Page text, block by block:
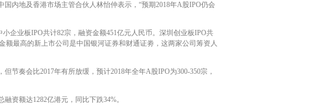
内地及香港市场主管合伙人林怡仲表示，“预期2018年A股IPO仍会
企业板IPO共计82宗，融资金额451亿元人民币。深圳创业板IPO共
额最高的新上市公司是中国银河证券和财通证劵，这两家公司筹资人
奏会比2017年有所放缓，预计2018年全年A股IPO为300-350宗，
资额达1282亿港元，同比下跌34%。